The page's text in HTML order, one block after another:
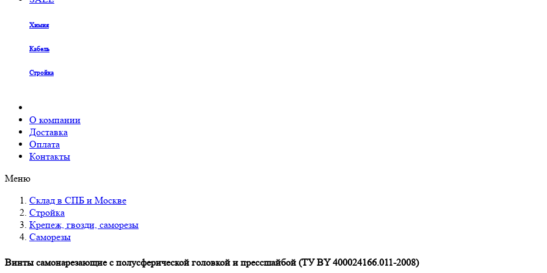
Химия
Кабель
Стройка
О компании
Доставка
Оплата
Контакты
Меню
Склад в СПБ и Москве
Стройка
Крепеж, гвозди, саморезы
Саморезы
Винты самонарезающие с полусферической головкой и прессшайбой (ТУ BY 400024166.011-2008)